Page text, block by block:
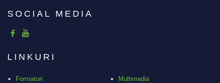
SOCIAL MEDIA
LINKURI
Formatori
Multimedia